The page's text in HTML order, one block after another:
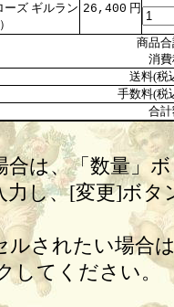
ーズ ギルラン 26,400 円
商品
消
送料(税
手数料(税
合
合は、「数量」
力し、[変更]ボタ
ルされたい場合
してください。